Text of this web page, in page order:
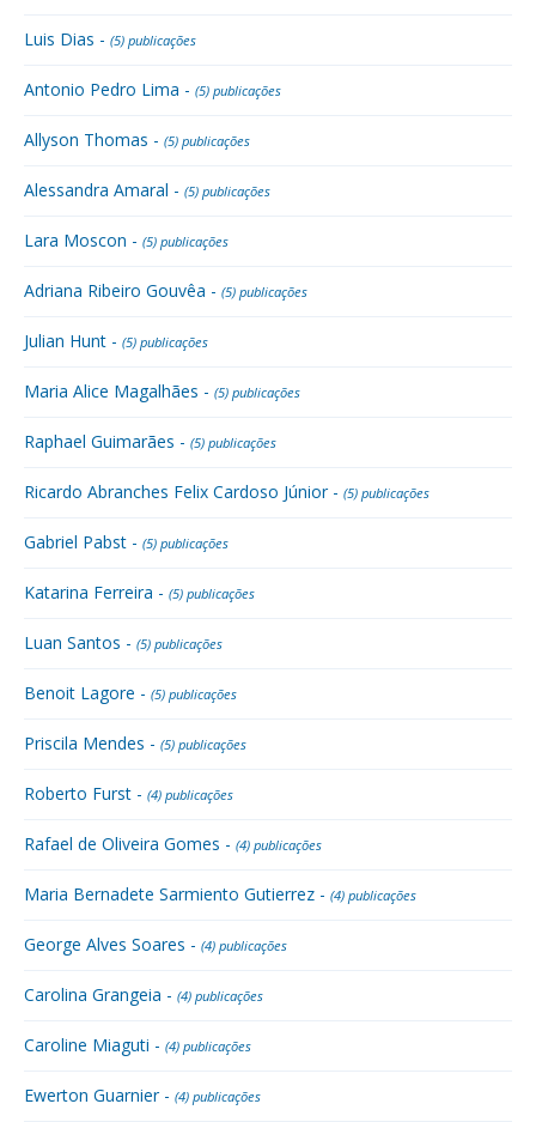
Luis Dias - (5) publicações
Antonio Pedro Lima - (5) publicações
Allyson Thomas - (5) publicações
Alessandra Amaral - (5) publicações
Lara Moscon - (5) publicações
Adriana Ribeiro Gouvêa - (5) publicações
Julian Hunt - (5) publicações
Maria Alice Magalhães - (5) publicações
Raphael Guimarães - (5) publicações
Ricardo Abranches Felix Cardoso Júnior - (5) publicações
Gabriel Pabst - (5) publicações
Katarina Ferreira - (5) publicações
Luan Santos - (5) publicações
Benoit Lagore - (5) publicações
Priscila Mendes - (5) publicações
Roberto Furst - (4) publicações
Rafael de Oliveira Gomes - (4) publicações
Maria Bernadete Sarmiento Gutierrez - (4) publicações
George Alves Soares - (4) publicações
Carolina Grangeia - (4) publicações
Caroline Miaguti - (4) publicações
Ewerton Guarnier - (4) publicações